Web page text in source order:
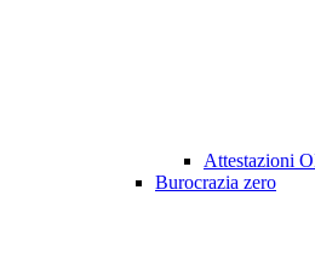
Attestazioni
Burocrazia zero